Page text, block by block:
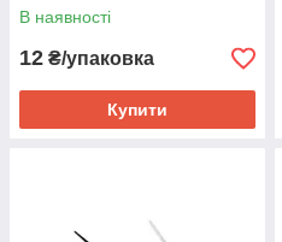
В наявності
12 ₴/упаковка
Купити